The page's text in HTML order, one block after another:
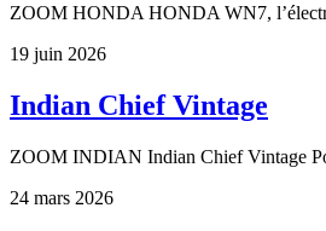
ZOOM HONDA HONDA WN7,
19 juin 2026
Indian Chief Vintage
ZOOM INDIAN Indian Chief Vintage
24 mars 2026